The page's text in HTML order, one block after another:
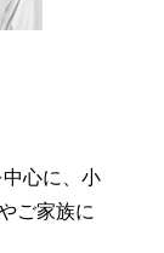
心に、小
ご家族に